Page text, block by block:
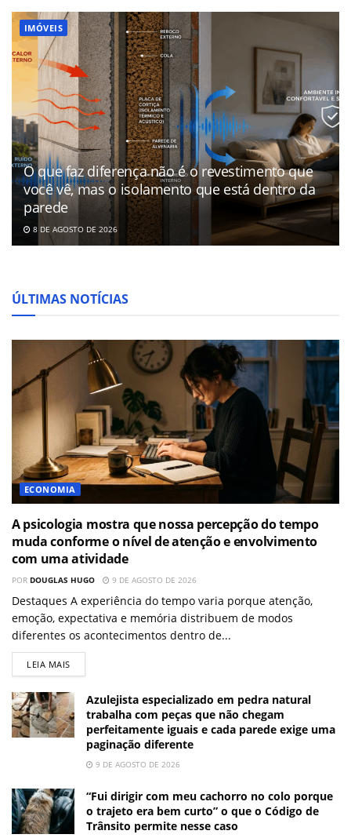
IMÓVEIS
O que faz diferença não é o revestimento que
você vê, mas o isolamento que está dentro da
parede
8 DE AGOSTO DE 2026
ÚLTIMAS NOTÍCIAS
ECONOMIA
A psicologia mostra que nossa percepção do tempo
muda conforme o nível de atenção e envolvimento
com uma atividade
POR DOUGLAS HUGO 9 DE AGOSTO DE 2026
Destaques A experiência do tempo varia porque atenção,
emoção, expectativa e memória distribuem de modos
diferentes os acontecimentos dentro de...
LEIA MAIS
Azulejista especializado em pedra natural
trabalha com peças que não chegam
perfeitamente iguais e cada parede exige uma
paginação diferente
9 DE AGOSTO DE 2026
“Fui dirigir com meu cachorro no colo porque
o trajeto era bem curto” o que o Código de
Trânsito permite nesse caso